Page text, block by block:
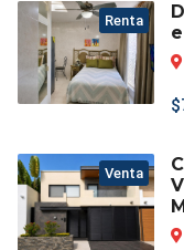
Renta
Venta